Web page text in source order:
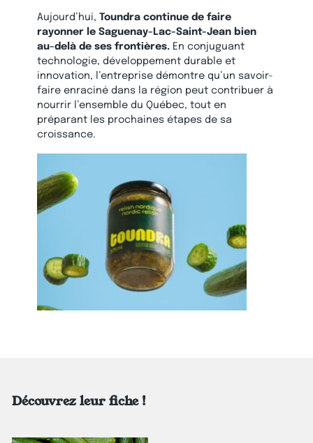
Aujourd’hui, Toundra continue de faire
rayonner le Saguenay-Lac-Saint-Jean bien
au-delà de ses frontières. En conjuguant
technologie, développement durable et
innovation, l’entreprise démontre qu’un savoir-
faire enraciné dans la région peut contribuer à
nourrir l’ensemble du Québec, tout en
préparant les prochaines étapes de sa
croissance.
Découvrez leur fiche !